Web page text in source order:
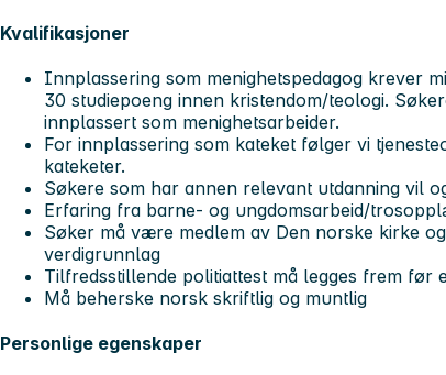
Kvalifikasjoner
Innplassering som menighetspedagog krever
30 studiepoeng innen kristendom/teologi.
innplassert som menighetsarbeider.
For innplassering som kateket følger vi
kateketer.
Søkere som har annen relevant utdanning vil
Erfaring fra barne- og ungdomsarbeid/
Søker må være medlem av Den norske kirke
verdigrunnlag
Tilfredsstillende politiattest må legges frem før
Må beherske norsk skriftlig og muntlig
Personlige egenskaper